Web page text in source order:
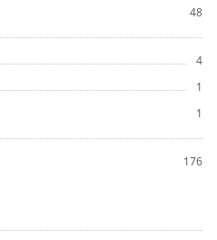
48
4
1
1
176